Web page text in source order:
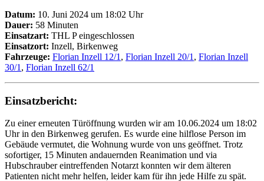
Datum: 10. Juni 2024 um 18:02 Uhr
Dauer: 58 Minuten
Einsatzart: THL P eingeschlossen
Einsatzort: Inzell, Birkenweg
Fahrzeuge: Florian Inzell 12/1 , Florian Inzell 20/1 , Florian Inzell
30/1 , Florian Inzell 62/1
Einsatzbericht:
Zu einer erneuten Türöffnung wurden wir am 10.06.2024 um 18:02
Uhr in den Birkenweg gerufen. Es wurde eine hilflose Person im
Gebäude vermutet, die Wohnung wurde von uns geöffnet. Trotz
sofortiger, 15 Minuten andauernden Reanimation und via
Hubschrauber eintreffenden Notarzt konnten wir dem älteren
Patienten nicht mehr helfen, leider kam für ihn jede Hilfe zu spät.